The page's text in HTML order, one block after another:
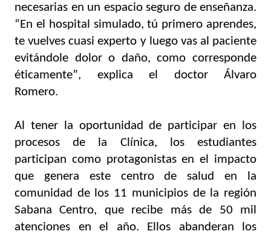
necesarias en un espacio seguro de enseñanza.
“En el hospital simulado, tú primero aprendes,
te vuelves cuasi experto y luego vas al paciente
evitándole dolor o daño, como corresponde
éticamente”, explica el doctor Álvaro
Romero.
Al tener la oportunidad de participar en los
procesos de la Clínica, los estudiantes
participan como protagonistas en el impacto
que genera este centro de salud en la
comunidad de los 11 municipios de la región
Sabana Centro, que recibe más de 50 mil
atenciones en el año. Ellos abanderan los